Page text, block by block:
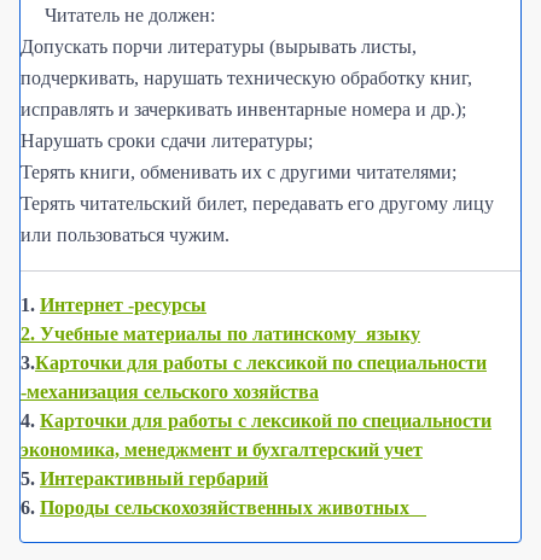
Читатель не должен:
Допускать порчи литературы (вырывать листы,
подчеркивать, нарушать техническую обработку книг,
исправлять и зачеркивать инвентарные номера и др.);
Нарушать сроки сдачи литературы;
Терять книги, обменивать их с другими читателями;
Терять читательский билет, передавать его другому лицу
или пользоваться чужим.
1. Интернет -ресурсы
2. Учебные материалы по латинскому языку
3.Карточки для работы с лексикой по специальности
-механизация сельского хозяйства
4. Карточки для работы с лексикой по специальности
экономика, менеджмент и бухгалтерский учет
5. Интерактивный гербарий
6. Породы сельскохозяйственных животных